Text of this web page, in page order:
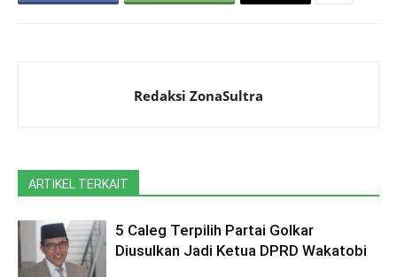
Redaksi ZonaSultra
ARTIKEL TERKAIT
5 Caleg Terpilih Partai Golkar
Diusulkan Jadi Ketua DPRD Wakatobi